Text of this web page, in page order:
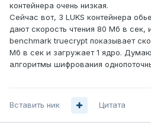
контейнера очень низкая.
Сейчас вот, 3 LUKS контейнера
дают скорость чтения 80 Мб в сек,
benchmark truecrypt показывает
Мб в сек и загружает 1 ядро.
алгоритмы шифрования
Вставить ник Цитата